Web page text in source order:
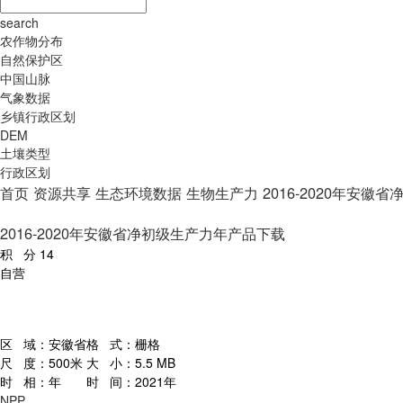
search
农作物分布
自然保护区
中国山脉
气象数据
乡镇行政区划
DEM
土壤类型
行政区划
首页 资源共享 生态环境数据 生物生产力 2016-2020年安徽省
2016-2020年安徽省净初级生产力年产品下载
积 分 14
自营
区 域： 安徽省格 式： 栅格
尺 度： 500米 大 小： 5.5 MB
时 相： 年 时 间： 2021年